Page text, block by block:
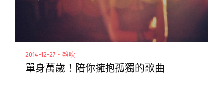
2014-12-27・雜吹
單身萬歲！陪你擁抱孤獨的歌曲